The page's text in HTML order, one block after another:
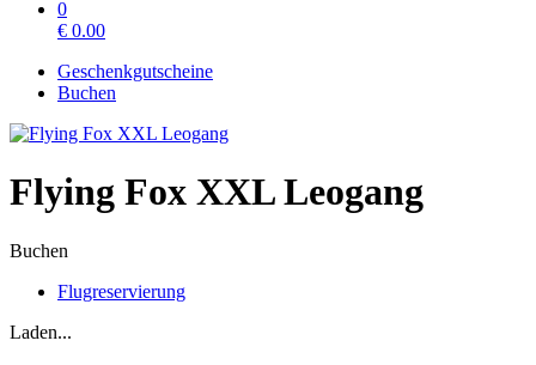
0
€ 0.00
Geschenkgutscheine
Buchen
Flying Fox XXL Leogang
Buchen
Flugreservierung
Laden...